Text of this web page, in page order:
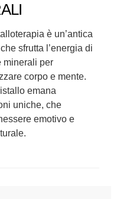
è un’antica
sfrutta l’energia di
minerali per
corpo e mente.
emana
uniche, che
emotivo e